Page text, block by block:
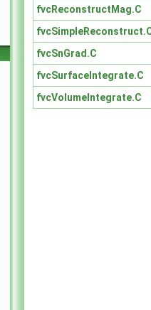
fvcReconstructMag.C
fvcSnGrad.C
fvcSurfaceIntegrate.C
fvcVolumeIntegrate.C